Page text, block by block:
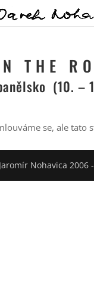
N T H E R
(10. –
se, ale tato
Nohavica